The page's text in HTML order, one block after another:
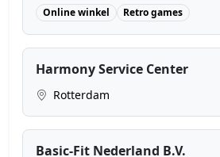
Online winkel Retro games
Harmony Service Center
Rotterdam
Basic-Fit Nederland B.V.